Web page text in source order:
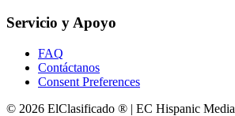
Servicio y Apoyo
FAQ
Contáctanos
Consent Preferences
© 2026 ElClasificado ® | EC Hispanic Media